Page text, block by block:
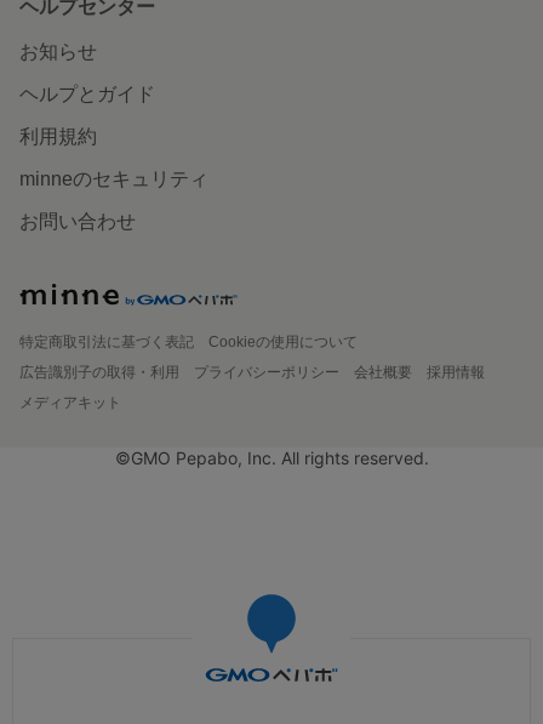
ヘルプセンター
お知らせ
ヘルプとガイド
利用規約
minneのセキュリティ
お問い合わせ
特定商取引法に基づく表記
Cookieの使用について
広告識別子の取得・利用
プライバシーポリシー 会社概要
採用情報
メディアキット
©GMO Pepabo, Inc. All rights reserved.